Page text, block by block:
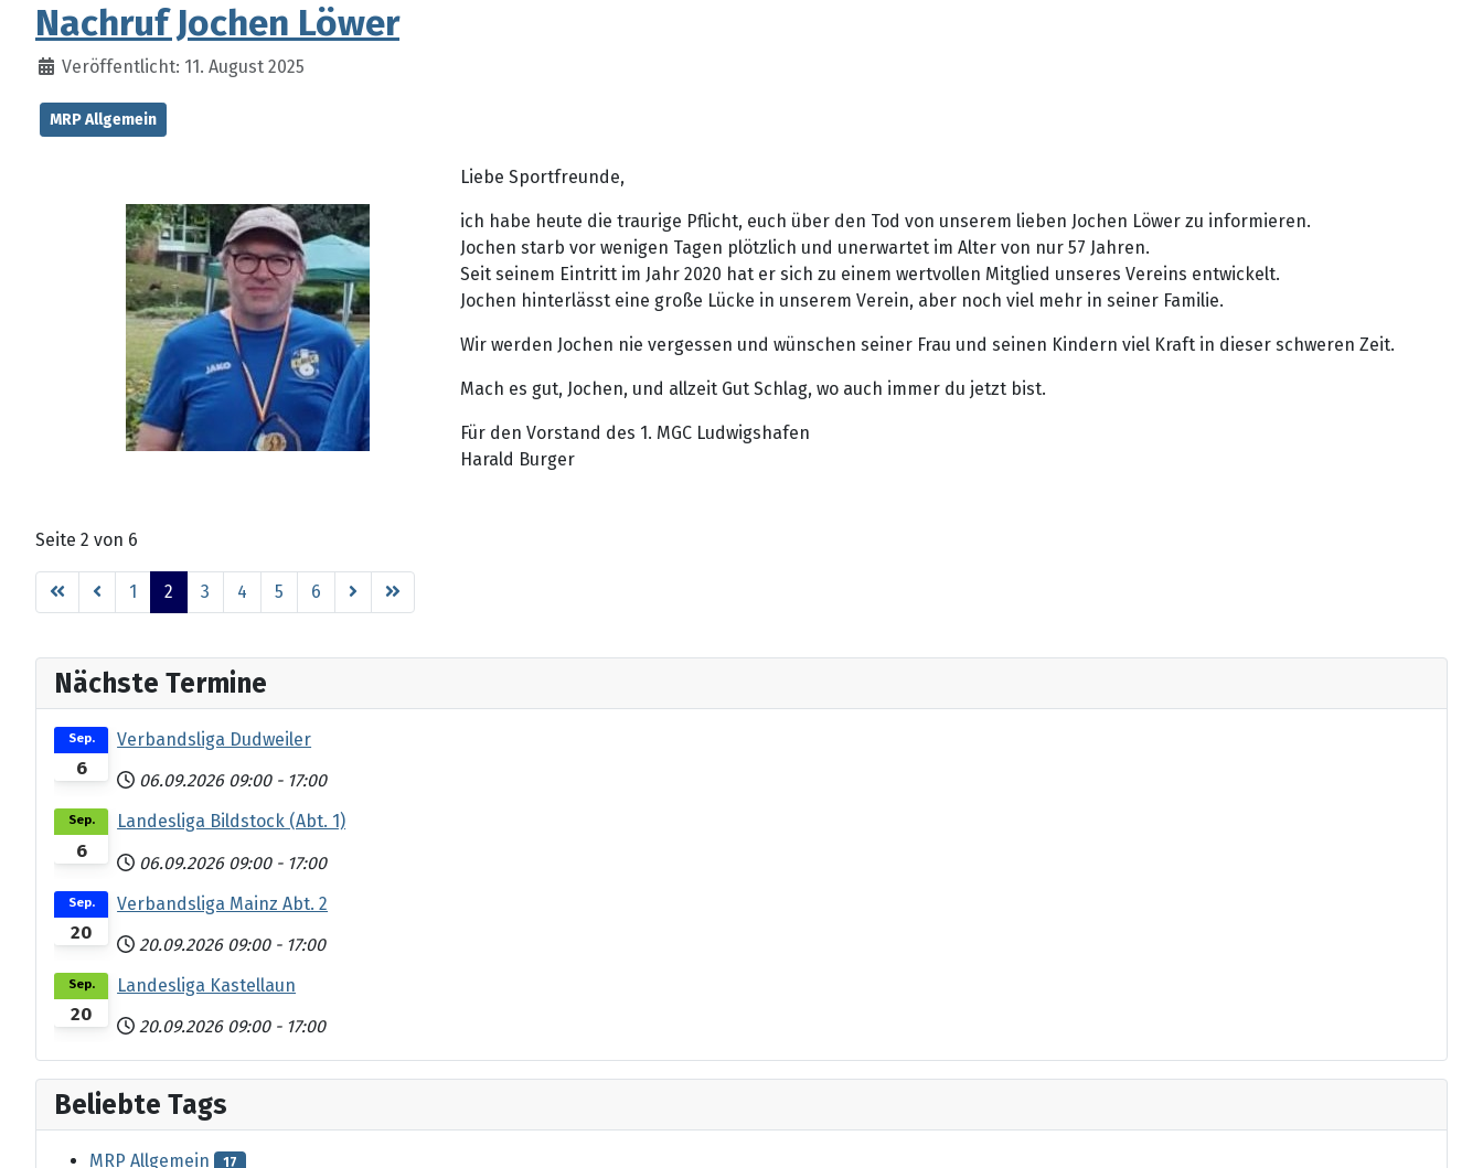
Nachruf Jochen Löwer
Veröffentlicht: 11. August 2025
MRP Allgemein
Liebe Sportfreunde,
ich habe heute die traurige Pflicht, euch über den Tod von unserem lieben Jochen Löwer zu informieren.
Jochen starb vor wenigen Tagen plötzlich und unerwartet im Alter von nur 57 Jahren.
Seit seinem Eintritt im Jahr 2020 hat er sich zu einem wertvollen Mitglied unseres Vereins entwickelt.
Jochen hinterlässt eine große Lücke in unserem Verein, aber noch viel mehr in seiner Familie.
Wir werden Jochen nie vergessen und wünschen seiner Frau und seinen Kindern viel Kraft in dieser schweren Zeit.
Mach es gut, Jochen, und allzeit Gut Schlag, wo auch immer du jetzt bist.
Für den Vorstand des 1. MGC Ludwigshafen
Harald Burger
Seite 2 von 6
1 2 3 4 5 6
Nächste Termine
6
Sep.
Verbandsliga Dudweiler
06.09.2026 09:00 - 17:00
6
Sep.
Landesliga Bildstock (Abt. 1)
06.09.2026 09:00 - 17:00
20
Sep.
Verbandsliga Mainz Abt. 2
20.09.2026 09:00 - 17:00
20
Sep.
Landesliga Kastellaun
20.09.2026 09:00 - 17:00
Beliebte Tags
MRP Allgemein 17